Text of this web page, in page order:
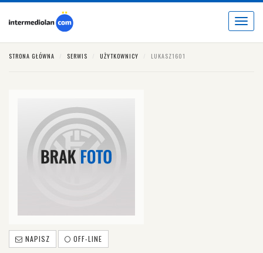
Toggle
STRONA GŁÓWNA SERWIS UŻYTKOWNICY LUKASZ1601
NAPISZ OFF-LINE